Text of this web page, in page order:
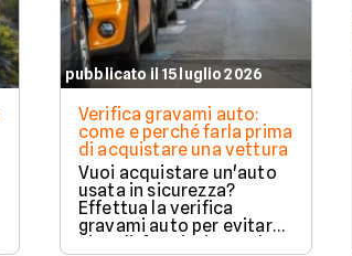
pubblicato il 15 luglio 2026
Verifica gravami auto:
come e perché farla prima
di acquistare una vettura
Vuoi acquistare un'auto
usata in sicurezza?
Effettua la verifica
gravami auto per evitare
vincoli, fermi o ipoteche.